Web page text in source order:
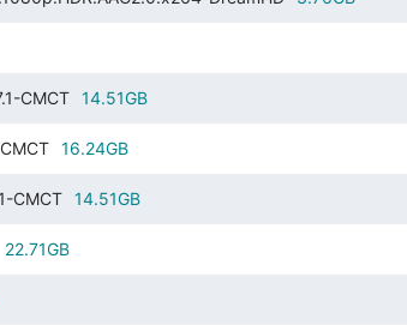
CMCT 14.51GB
16.24GB
CMCT 14.51GB
22.71GB